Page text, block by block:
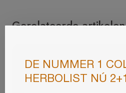
Gerelateerde artikelen